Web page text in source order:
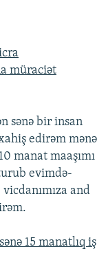
müraciət
sənə bir insan
edirəm mənə
manat maaşımı
evimdə-
and
15 manatlıq iş